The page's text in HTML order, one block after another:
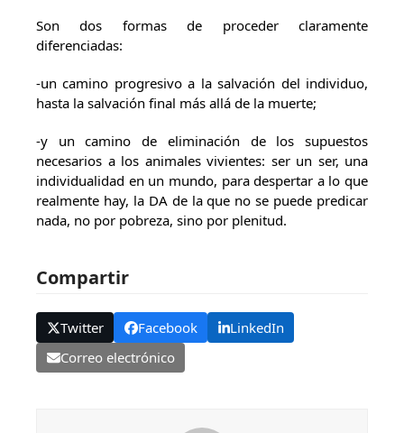
Son dos formas de proceder claramente
diferenciadas:
-un camino progresivo a la salvación del individuo,
hasta la salvación final más allá de la muerte;
-y un camino de eliminación de los supuestos
necesarios a los animales vivientes: ser un ser, una
individualidad en un mundo, para despertar a lo que
realmente hay, la DA de la que no se puede predicar
nada, no por pobreza, sino por plenitud.
Compartir
Twitter Facebook
LinkedIn
Correo electrónico